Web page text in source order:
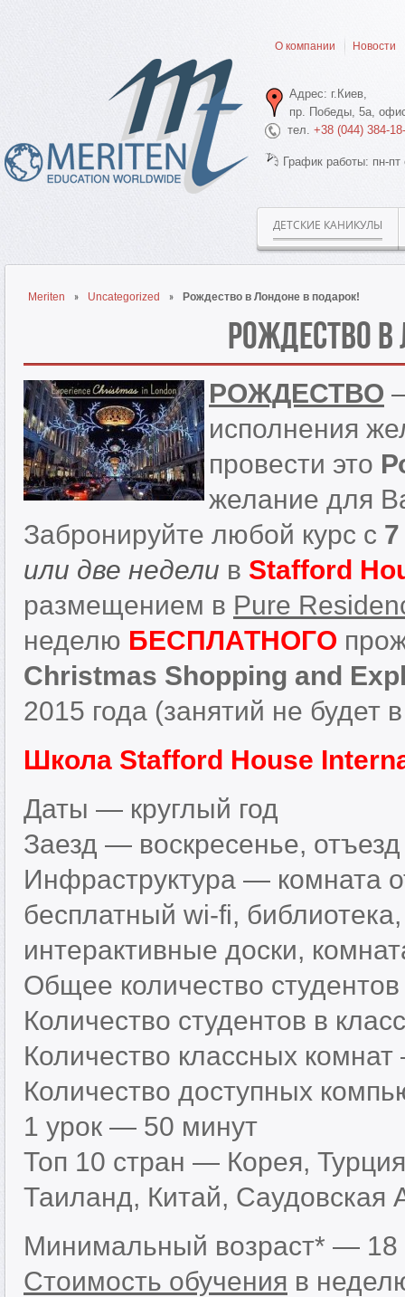
О компании Новости
Адрес: г.Киев,
пр. Победы, 5а,
тел. +38 (044) 384-
График работы: пн-
ДЕТСКИЕ КАНИКУЛЫ
Meriten Uncategorized Рождество в Лондоне в подарок!
Рождество в
РОЖДЕСТВО
исполнения
провести это
желание для
Забронируйте любой курс с
или две недели в Stafford
размещением в Pure
неделю БЕСПЛАТНОГО
Christmas Shopping and
2015 года (занятий не будет
Школа Stafford House
Даты — круглый год
Заезд — воскресенье,
Инфраструктура — комната
бесплатный wi-fi,
интерактивные доски,
Общее количество
Количество студентов в
Количество классных
Количество доступных
1 урок — 50 минут
Топ 10 стран — Корея,
Таиланд, Китай, Саудовская
Минимальный возраст* — 18
Cтоимость обучения в